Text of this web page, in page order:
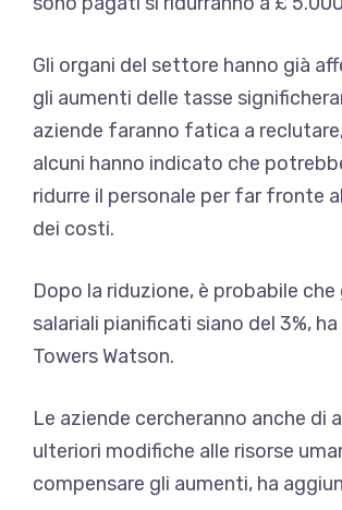
Gli organi del settore hanno già
gli aumenti delle tasse
aziende faranno fatica a
alcuni hanno indicato che
ridurre il personale per far fronte
dei costi.
Dopo la riduzione, è probabile
salariali pianificati siano del 3%,
Towers Watson.
Le aziende cercheranno anche di
ulteriori modifiche alle risorse
compensare gli aumenti, ha